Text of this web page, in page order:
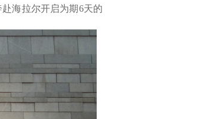
海拉尔开启为期6天的